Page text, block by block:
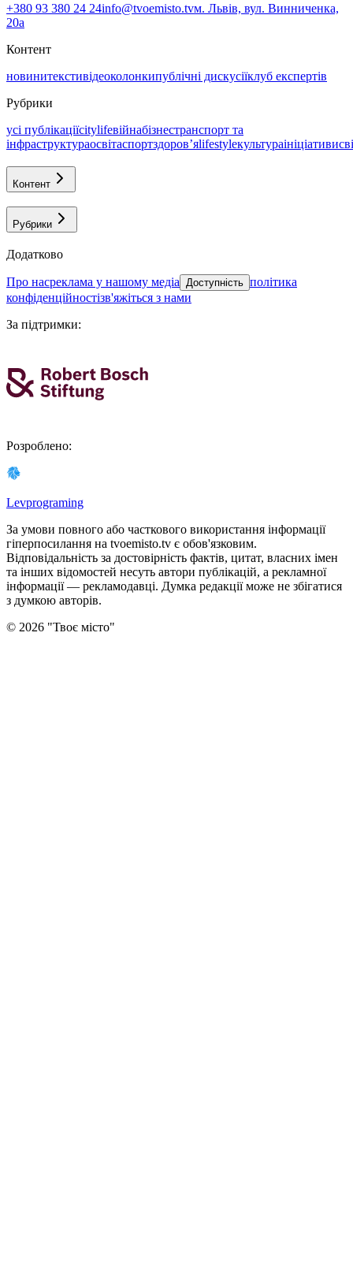
+380 93 380 24 24info@tvoemisto.tvм. Львів, вул. Винниченка,
20а
Контент
новинитекстивідеоколонкипублічні дискусіїклуб експертів
Рубрики
усі публікаціїcitylifeвійнабізнестранспорт та
інфраструктураосвітаспортздоровʼяlifestyleкультураініціативи
Контент
Рубрики
Додатково
про насреклама у нашому медіа Доступність політика
конфіденційностізв'яжіться з нами
За підтримки:
Розроблено:
Levprograming
За умови повного або часткового використання iнформацiї
гіперпосилання на tvoemisto.tv є обов'язковим.
Відповідальність за достовірність фактів, цитат, власних імен
та інших відомостей несуть автори публікацій, а рекламної
інформації — рекламодавці. Думка редакцiї може не збiгатися
з думкою авторiв.
© 2026 "Твоє місто"